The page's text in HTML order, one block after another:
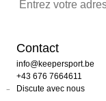
Contact
info@keepersport.be
+43 676 7664611
Discute avec nous